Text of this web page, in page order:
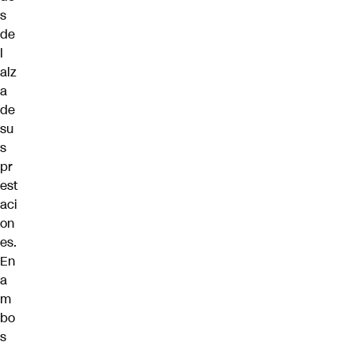
s
de
l
alz
a
de
su
s
pr
est
aci
on
es.
En
a
m
bo
s